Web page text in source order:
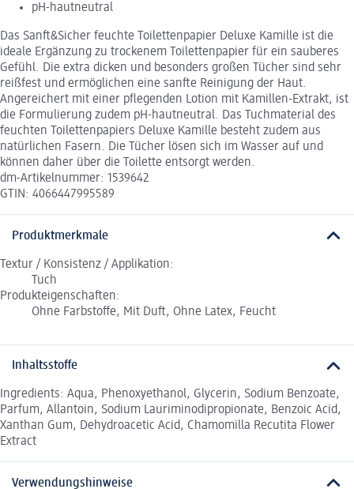
pH-hautneutral
Das Sanft&Sicher feuchte Toilettenpapier Deluxe Kamille ist die
ideale Ergänzung zu trockenem Toilettenpapier für ein sauberes
Gefühl. Die extra dicken und besonders großen Tücher sind sehr
reißfest und ermöglichen eine sanfte Reinigung der Haut.
Angereichert mit einer pflegenden Lotion mit Kamillen-Extrakt, ist
die Formulierung zudem pH-hautneutral. Das Tuchmaterial des
feuchten Toilettenpapiers Deluxe Kamille besteht zudem aus
natürlichen Fasern. Die Tücher lösen sich im Wasser auf und
können daher über die Toilette entsorgt werden.
dm-Artikelnummer: 1539642
GTIN: 4066447995589
Produktmerkmale
Textur / Konsistenz / Applikation:
Tuch
Produkteigenschaften:
Ohne Farbstoffe, Mit Duft, Ohne Latex, Feucht
Inhaltsstoffe
Ingredients: Aqua, Phenoxyethanol, Glycerin, Sodium Benzoate,
Parfum, Allantoin, Sodium Lauriminodipropionate, Benzoic Acid,
Xanthan Gum, Dehydroacetic Acid, Chamomilla Recutita Flower
Extract
Verwendungshinweise